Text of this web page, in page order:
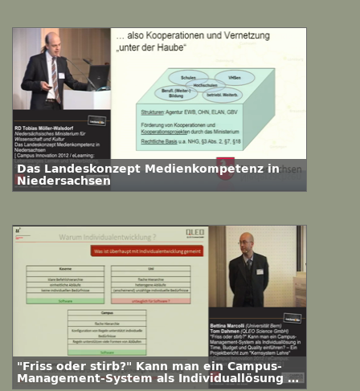
Das Landeskonzept Medienkompetenz in
Niedersachsen
"Friss oder stirb?" Kann man ein Campus-
Management-System als Individuallösung in